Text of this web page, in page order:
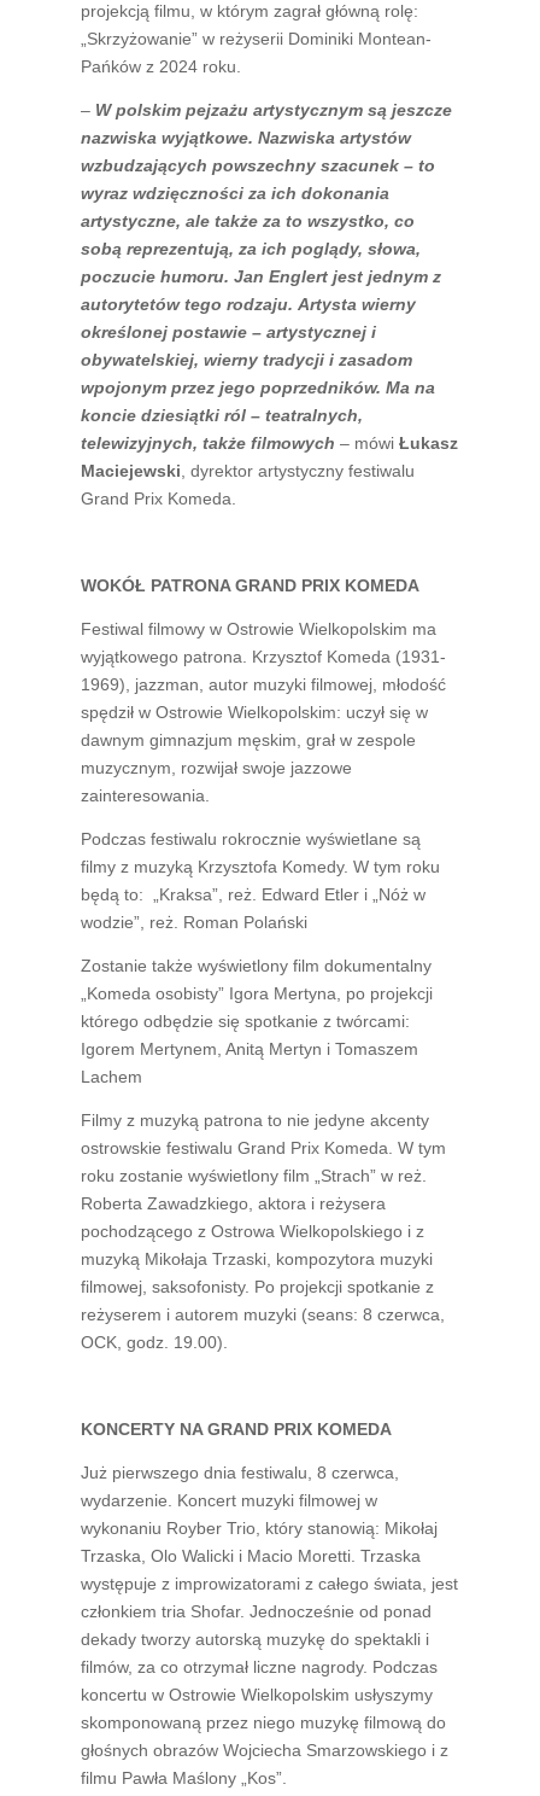
projekcją filmu, w którym zagrał główną rolę:
„Skrzyżowanie” w reżyserii Dominiki Montean-
Pańków z 2024 roku.
– W polskim pejzażu artystycznym są jeszcze
nazwiska wyjątkowe. Nazwiska artystów
wzbudzających powszechny szacunek – to
wyraz wdzięczności za ich dokonania
artystyczne, ale także za to wszystko, co
sobą reprezentują, za ich poglądy, słowa,
poczucie humoru. Jan Englert jest jednym z
autorytetów tego rodzaju. Artysta wierny
określonej postawie – artystycznej i
obywatelskiej, wierny tradycji i zasadom
wpojonym przez jego poprzedników. Ma na
koncie dziesiątki ról – teatralnych,
telewizyjnych, także filmowych– mówiŁukasz
Maciejewski, dyrektor artystyczny festiwalu
Grand Prix Komeda.
WOKÓŁ PATRONA GRAND PRIX KOMEDA
Festiwal filmowy w Ostrowie Wielkopolskim ma
wyjątkowego patrona. Krzysztof Komeda (1931-
1969), jazzman, autor muzyki filmowej, młodość
spędził w Ostrowie Wielkopolskim: uczył się w
dawnym gimnazjum męskim, grał w zespole
muzycznym, rozwijał swoje jazzowe
zainteresowania.
Podczas festiwalu rokrocznie wyświetlane są
filmy z muzyką Krzysztofa Komedy. W tym roku
będą to: „Kraksa”, reż. Edward Etler i „Nóż w
wodzie”, reż. Roman Polański
Zostanie także wyświetlony film dokumentalny
„Komeda osobisty” Igora Mertyna, po projekcji
którego odbędzie się spotkanie z twórcami:
Igorem Mertynem, Anitą Mertyn i Tomaszem
Lachem
Filmy z muzyką patrona to nie jedyne akcenty
ostrowskie festiwalu Grand Prix Komeda. W tym
roku zostanie wyświetlony film „Strach” w reż.
Roberta Zawadzkiego, aktora i reżysera
pochodzącego z Ostrowa Wielkopolskiego i z
muzyką Mikołaja Trzaski, kompozytora muzyki
filmowej, saksofonisty. Po projekcji spotkanie z
reżyserem i autorem muzyki (seans: 8 czerwca,
OCK, godz. 19.00).
KONCERTY NA GRAND PRIX KOMEDA
Już pierwszego dnia festiwalu, 8 czerwca,
wydarzenie. Koncert muzyki filmowej w
wykonaniu Royber Trio, który stanowią: Mikołaj
Trzaska, Olo Walicki i Macio Moretti. Trzaska
występuje z improwizatorami z całego świata, jest
członkiem tria Shofar. Jednocześnie od ponad
dekady tworzy autorską muzykę do spektakli i
filmów, za co otrzymał liczne nagrody. Podczas
koncertu w Ostrowie Wielkopolskim usłyszymy
skomponowaną przez niego muzykę filmową do
głośnych obrazów Wojciecha Smarzowskiego i z
filmu Pawła Maślony „Kos”.